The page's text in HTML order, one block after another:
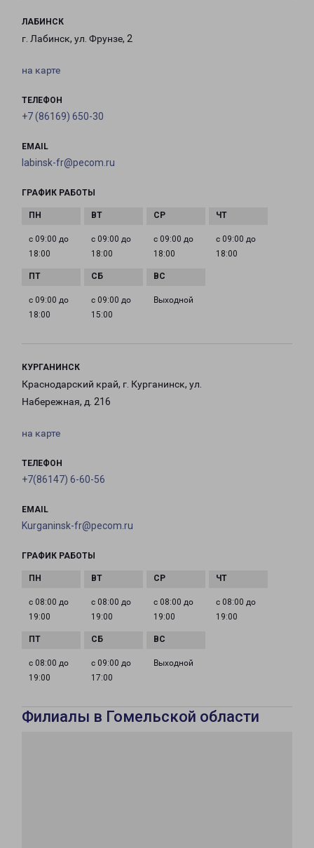
ЛАБИНСК
г. Лабинск, ул. Фрунзе, 2
на карте
ТЕЛЕФОН
+7 (86169) 650-30
EMAIL
labinsk-fr@pecom.ru
ГРАФИК РАБОТЫ
с 09:00 до
18:00
с 09:00 до
18:00
с 09:00 до
18:00
с 09:00 до
18:00
с 09:00 до
18:00
с 09:00 до
15:00
Выходной
КУРГАНИНСК
Краснодарский край, г. Курганинск, ул.
Набережная, д. 216
на карте
ТЕЛЕФОН
+7(86147) 6-60-56
EMAIL
Kurganinsk-fr@pecom.ru
ГРАФИК РАБОТЫ
с 08:00 до
19:00
с 08:00 до
19:00
с 08:00 до
19:00
с 08:00 до
19:00
с 08:00 до
19:00
с 09:00 до
17:00
Выходной
Филиалы в Гомельской области